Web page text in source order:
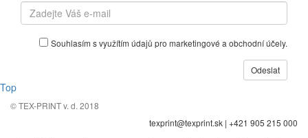
Souhlasím s využítím údajů pro marketingové a obchodní účely.
Top
© TEX-PRINT v. d. 2018
texprint@texprint.sk | +421 905 215 000